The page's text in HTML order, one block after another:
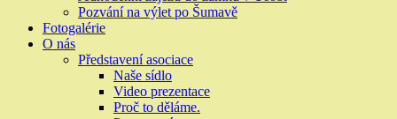
Pozvání na výlet po Šumavě
Fotogalérie
O nás
Představení asociace
Naše sídlo
Video prezentace
Proč to děláme.